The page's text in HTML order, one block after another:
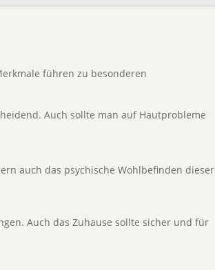
führen zu besonderen
Auch sollte man auf Hautprobleme
auch das psychische Wohlbefinden dieser
Auch das Zuhause sollte sicher und für